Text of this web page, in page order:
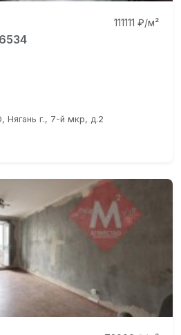
111111 ₽/м²
Нягань г., 7-й мкр, д.2